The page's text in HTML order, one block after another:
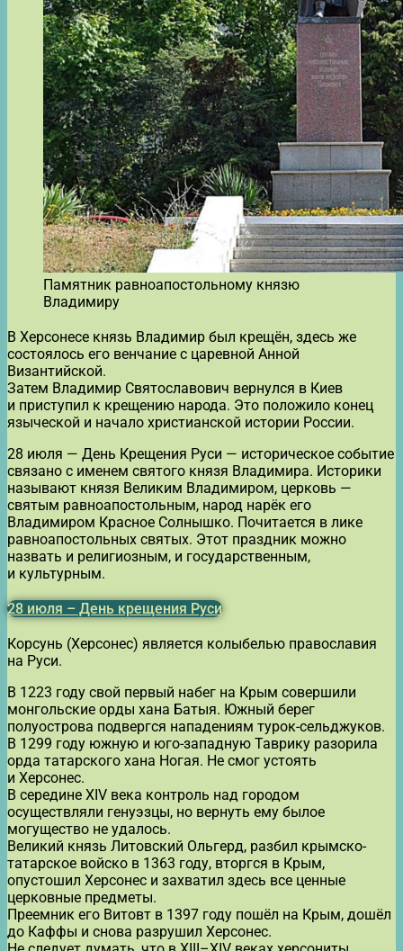
Памятник равноапостольному князю
Владимиру
В Херсонесе князь Владимир был крещён, здесь же
состоялось его венчание с царевной Анной
Византийской.
Затем Владимир Святославович вернулся в Киев
и приступил к крещению народа. Это положило конец
языческой и начало христианской истории России.
28 июля — День Крещения Руси — историческое событие
связано с именем святого князя Владимира. Историки
называют князя Великим Владимиром, церковь —
святым равноапостольным, народ нарёк его
Владимиром Красное Солнышко. Почитается в лике
равноапостольных святых. Этот праздник можно
назвать и религиозным, и государственным,
и культурным.
28 июля – День крещения Руси
Корсунь (Херсонес) является колыбелью православия
на Руси.
В 1223 году свой первый набег на Крым совершили
монгольские орды хана Батыя. Южный берег
полуострова подвергся нападениям турок-сельджуков.
В 1299 году южную и юго-западную Таврику разорила
орда татарского хана Ногая. Не смог устоять
и Херсонес.
В середине XIV века контроль над городом
осуществляли генуэзцы, но вернуть ему былое
могущество не удалось.
Великий князь Литовский Ольгерд, разбил крымско-
татарское войско в 1363 году, вторгся в Крым,
опустошил Херсонес и захватил здесь все ценные
церковные предметы.
Преемник его Витовт в 1397 году пошёл на Крым, дошёл
до Каффы и снова разрушил Херсонес.